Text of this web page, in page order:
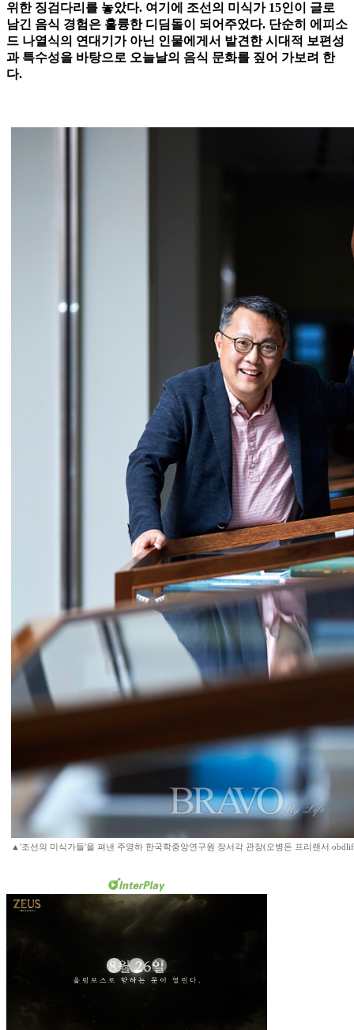
위한 징검다리를 놓았다. 여기에 조선의 미식가 15인이 글로
남긴 음식 경험은 훌륭한 디딤돌이 되어주었다. 단순히 에피소
드 나열식의 연대기가 아닌 인물에게서 발견한 시대적 보편성
과 특수성을 바탕으로 오늘날의 음식 문화를 짚어 가보려 한
다.
▲'조선의 미식가들'을 펴낸 주영하 한국학중앙연구원 장서각 관장(오병돈 프리랜서